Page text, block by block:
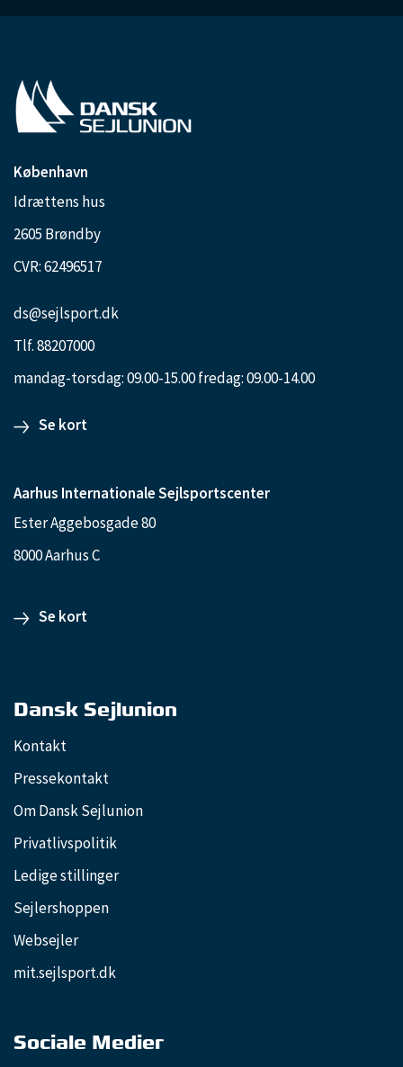
København
Idrættens hus
2605 Brøndby
CVR: 62496517
ds@sejlsport.dk
Tlf. 88207000
mandag-torsdag: 09.00-15.00 fredag: 09.00-14.00
Se kort
Aarhus Internationale Sejlsportscenter
Ester Aggebosgade 80
8000 Aarhus C
Se kort
Dansk Sejlunion
Kontakt
Pressekontakt
Om Dansk Sejlunion
Privatlivspolitik
Ledige stillinger
Sejlershoppen
Websejler
mit.sejlsport.dk
Sociale Medier